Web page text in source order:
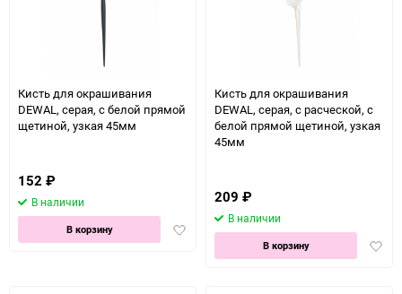
Кисть для окрашивания
DEWAL, серая, с белой прямой
щетиной, узкая 45мм
152 ₽
В наличии
Добавить
избранное
В корзину
Кисть для окрашивания
DEWAL, серая, с расческой, с
белой прямой щетиной, узкая
45мм
209 ₽
В наличии
В корзину